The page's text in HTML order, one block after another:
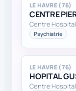
LE HAVRE (76)
CENTRE
Centre
Psychiatrie
LE HAVRE (76)
HOPITAL
Centre